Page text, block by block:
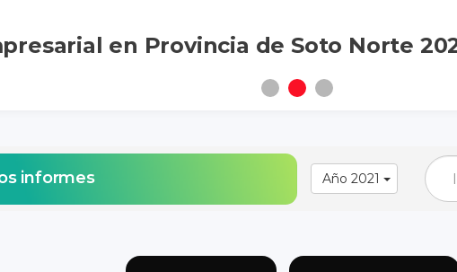
en Provincia de Soto Norte
informes Año 2021